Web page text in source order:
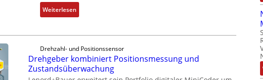
Weiterlesen:
D
h
g
e
Drehzahl- und Positionssensor
Drehgeber kombiniert Positionsmessung und
Zustandsüberwachung